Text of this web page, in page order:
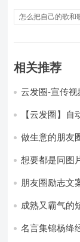
怎么把自己的歌和
相关推荐
云发圈-宣传视
【云发圈】自
做生意的朋友
想要都是同图
片-如果想要图
朋友圈励志文
成熟又霸气的
名言集锦杨绛